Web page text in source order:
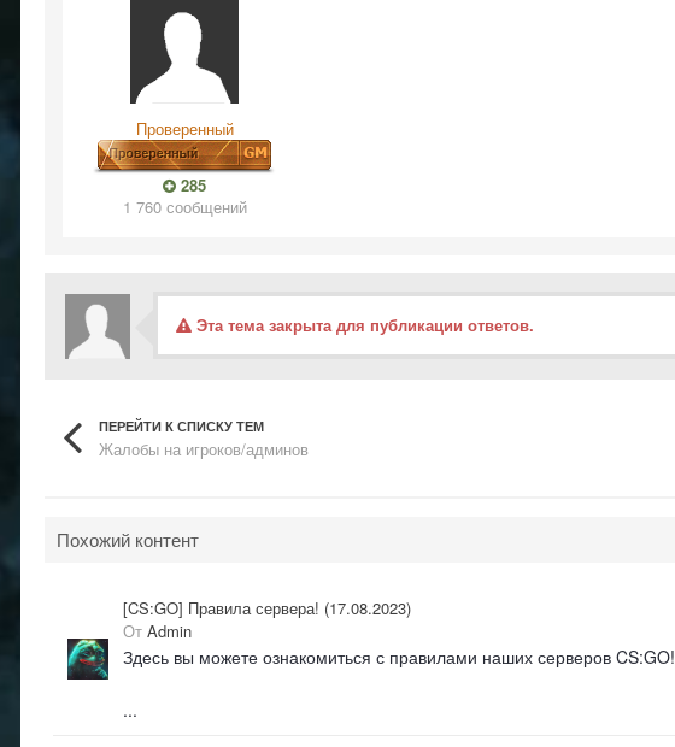
Проверенный
285
1 760 сообщений
Эта тема закрыта для публикации ответов.
ПЕРЕЙТИ К СПИСКУ ТЕМ
Жалобы на игроков/админов
Похожий контент
[CS:GO] Правила сервера! (17.08.2023)
От Admin
Здесь вы можете ознакомиться с правилами наших серверов CS:GO!
...